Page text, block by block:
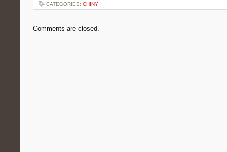
CATEGORIES: CHINY
Comments are closed.